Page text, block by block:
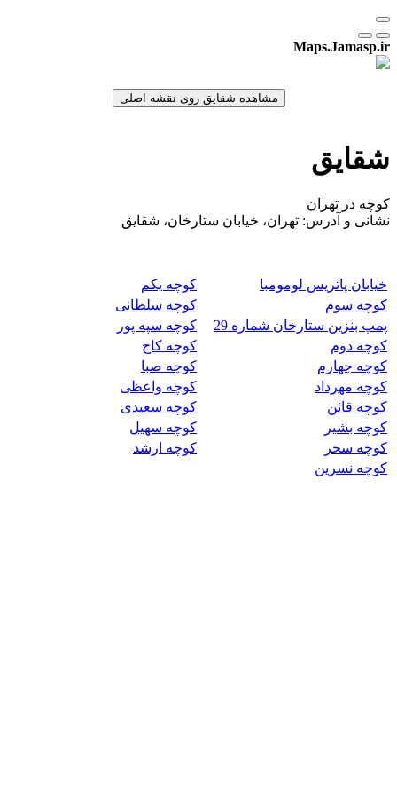
Maps.Jamasp.ir
شقایق
کوچه در تهران
نشانی و آدرس: تهران، خیابان ستارخان، شقایق
خیابان پاتریس لومومبا
کوچه یکم
کوچه سوم
کوچه سلطانی
پمپ بنزین ستارخان شماره 29
کوچه سپه پور
کوچه دوم
کوچه کاج
کوچه چهارم
کوچه صبا
کوچه مهرداد
کوچه واعظی
کوچه قائن
کوچه سعیدی
کوچه بشیر
کوچه سهیل
کوچه سحر
کوچه ارشد
کوچه نسرین